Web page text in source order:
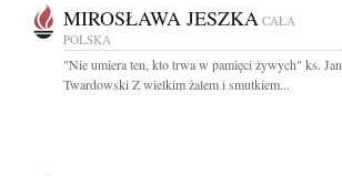
MIROSŁAWA JESZKA CAŁA
POLSKA
"Nie umiera ten, kto trwa w pamięci żywych" ks. Jan
Twardowski Z wielkim żalem i smutkiem...